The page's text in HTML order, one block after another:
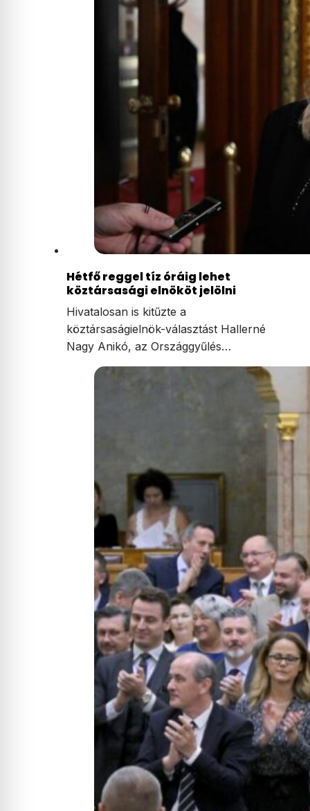
Hétfő reggel tíz óráig lehet
köztársasági elnököt jelölni
Hivatalosan is kitűzte a
köztársaságielnök-választást Hallerné
Nagy Anikó, az Országgyűlés…